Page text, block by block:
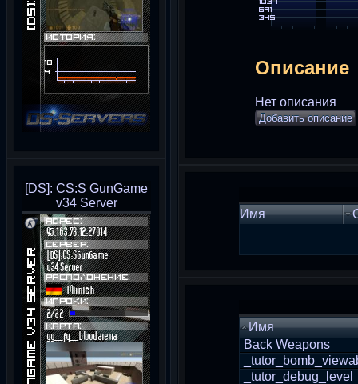
[DS]: CS:S GunGame
v34 Server
Описание
Нет описания
Добавить описание
Имя
Имя
Back Weapons
_tutor_debug_level